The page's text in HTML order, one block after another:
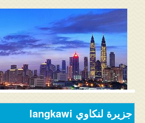
الرئيسية
المنتدى
دليل ماليزيا
فنادق ماليزيا
الاماكن السياحية ماليزيا
جزيرة لنكاوي langkawi